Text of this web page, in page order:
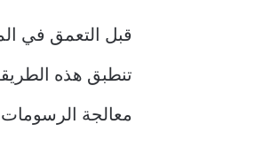
تنطبق هذه
معالجة الرسومات NVIDIA أو AMD أو Intel.